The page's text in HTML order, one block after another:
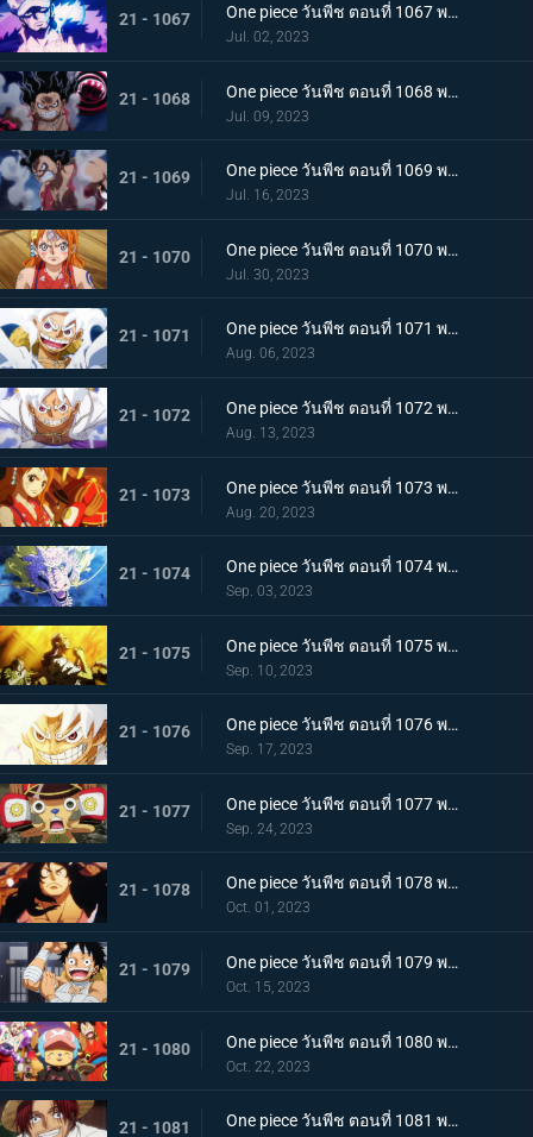
21 - 1067 One piece วันพีช ตอนที่ 1067 พากย์ไทย สู่ยุคสมัยใหม่ บทสรุปความมุ่งมั่นของพวกเด็กเหลือขอ
Jul. 02, 2023
21 - 1068 One piece วันพีช ตอนที่ 1068 พากย์ไทย เจ้าหญิงจันทราดังก้อง ฉากสุดท้ายของแคว้นวาโนะ
Jul. 09, 2023
21 - 1069 One piece วันพีช ตอนที่ 1069 พากย์ไทย ผู้ชนะมีเพียงหนึ่ง ลูฟี่ ปะทะ ไคโด
Jul. 16, 2023
21 - 1070 One piece วันพีช ตอนที่ 1070 พากย์ไทย ลูฟี่พ่ายแพ้ การเตรียมใจของผู้ที่เหลืออยู่
Jul. 30, 2023
21 - 1071 One piece วันพีช ตอนที่ 1071 พากย์ไทย ไปให้ถึงจุดสูงสุดของลูฟี่ เกียร์ฟิฟท์
Aug. 06, 2023
21 - 1072 One piece วันพีช ตอนที่ 1072 พากย์ไทย พลังกวนประสาท เกียร์ฟิฟท์โลดแล่น
Aug. 13, 2023
21 - 1073 One piece วันพีช ตอนที่ 1073 พากย์ไทย ไม่มีที่ให้หนี ภาพเกาะโอนิกาชิมะในนรก
Aug. 20, 2023
21 - 1074 One piece วันพีช ตอนที่ 1074 พากย์ไทย เชื่อในโมโมะ ท่าเด็ดครั้งสุดท้ายของลูฟี่
Sep. 03, 2023
21 - 1075 One piece วันพีช ตอนที่ 1075 พากย์ไทย คำอธิษฐาน 20 ปี ทวงคืนแคว้นวาโนะ
Sep. 10, 2023
21 - 1076 One piece วันพีช ตอนที่ 1076 พากย์ไทย โลกที่ลูฟี่ปรารถนา
Sep. 17, 2023
21 - 1077 One piece วันพีช ตอนที่ 1077 พากย์ไทย ปิดฉาก ผู้ชนะ ลูฟี่หมวกฟาง
Sep. 24, 2023
21 - 1078 One piece วันพีช ตอนที่ 1078 พากย์ไทย การกลับมา โชกุนแห่งแคว้นวาโนะ โคสึกิ โมโมโนะสุเกะ
Oct. 01, 2023
21 - 1079 One piece วันพีช ตอนที่ 1079 พากย์ไทย ยามเช้ามาถึง การพักผ่อนของพวกลูฟี่
Oct. 15, 2023
21 - 1080 One piece วันพีช ตอนที่ 1080 พากย์ไทย งานเลี้ยงฉลอง เหล่าจักรพรรดิแห่งท้องทะเลคนใหม่
Oct. 22, 2023
21 - 1081 One piece วันพีช ตอนที่ 1081 พากย์ไทย โลกจะลุกเป็นไฟ การโจมตีของพลเรือเอก